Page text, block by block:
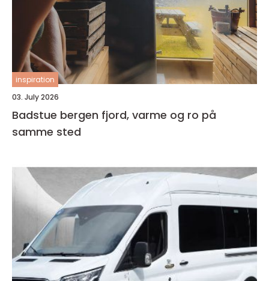
inspiration
03. July 2026
Badstue bergen fjord, varme og ro på
samme sted